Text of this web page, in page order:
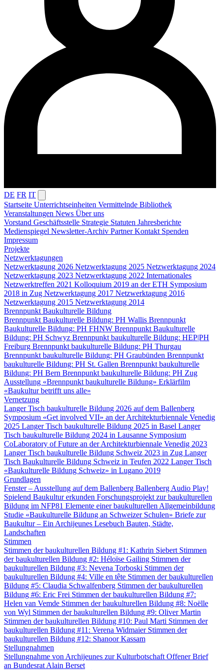
DE FR IT
Startseite Unterrichtseinheiten Vermittelnde Bibliothek
Veranstaltungen News Über uns
Vorstand Geschäftsstelle Strategie Statuten Jahresberichte
Medienspiegel Newsletter-Archiv PartnerKontakt Spenden
Impressum
Projekte
Netzwerktagungen
Netzwerktagung 2026 Netzwerktagung 2025 Netzwerktagung 2024
Netzwerktagung 2023 Netzwerktagung 2022 Internationales
Netzwerktreffen 2021 Kolloquium 2019 an der ETH Symposium
2018 in Zug Netzwerktagung 2017 Netzwerktagung 2016
Netzwerktagung 2015 Netzwerktagung 2014
Brennpunkt Baukulturelle Bildung
Brennpunkt Baukulturelle Bildung: PH Wallis Brennpunkt
Baukulturelle Bildung: PH FHNW Brennpunkt Baukulturelle
Bildung: PH Schwyz Brennpunkt baukulturelle Bildung: HEP|PH
Freiburg Brennpunkt baukulturelle Bildung: PH Thurgau
Brennpunkt baukulturelle Bildung: PH Graubünden Brennpunkt
baukulturelle Bildung: PH St. Gallen Brennpunkt baukulturelle
Bildung: PH Bern Brennpunkt baukulturelle Bildung: PH Zug
Ausstellung «Brennpunkt baukulturelle Bildung» Erklärfilm
«Baukultur betrifft uns alle»
Vernetzung
Langer Tisch baukulturelle Bildung 2026 auf dem Ballenberg
Symposium «Get involved VII» an der Architekturbiennale Venedig
2025 Langer Tisch baukulturelle Bildung 2025 in Basel Langer
Tisch baukulturelle Bildung 2024 in Lausanne Symposium
CoLaboratory of Future an der Architekturbiennale Venedig 2023
Langer Tisch baukulturelle Bildung Schweiz 2023 in Zug Langer
Tisch Baukulturelle Bildung Schweiz in Teufen 2022 Langer Tisch
«Baukulturelle Bildung Schweiz» in Lugano 2019
Grundlagen
Fenster – Ausstellung auf dem Ballenberg Ballenberg Audio Play!
Spielend Baukultur erkunden Forschungsprojekt zur baukulturellen
Bildung im NFP81 Elemente einer baukulturellen Allgemeinbildung
Studie «Baukulturelle Bildung an Schweizer Schulen» Briefe zur
Baukultur – Ein Archijeunes Lesebuch Bauten, Städte,
Landschaften
Stimmen
Stimmen der baukulturellen Bildung #1: Kathrin Siebert Stimmen
der baukulturellen Bildung #2: Héloïse Gailing Stimmen der
baukulturellen Bildung #3: Nevena Torboski Stimmen der
baukulturellen Bildung #4: Ville en tête Stimmen der baukulturellen
Bildung #5: Claudia Schwalfenberg Stimmen der baukulturellen
Bildung #6: Eric Frei Stimmen der baukulturellen Bildung #7:
Helen van Vemde Stimmen der baukulturellen Bildung #8: Noëlle
von Wyl Stimmen der baukulturellen Bildung #9: Oliver Martin
Stimmen der baukulturellen Bildung #10: Paul Marti Stimmen der
baukulturellen Bildung #11: Verena Widmaier Stimmen der
baukulturellen Bildung #12: Shanoor Kassam
Stellungnahmen
Stellungnahme von Archijeunes zur Kulturbotschaft Offener Brief
an Bundesrat Alain Berset